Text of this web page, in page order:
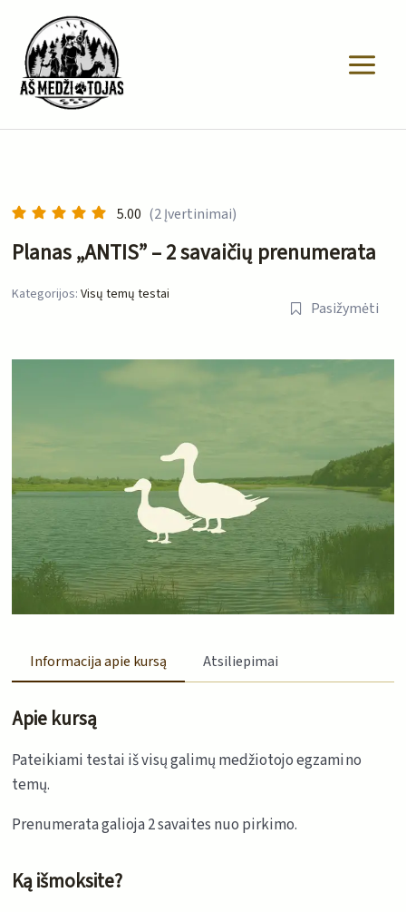
turinio
5.00 (2 Įvertinimai)
Planas „ANTIS” – 2 savaičių prenumerata
Kategorijos: Visų temų testai
Pasižymėti
Informacija apie kursą Atsiliepimai
Apie kursą
Pateikiami testai iš visų galimų medžiotojo egzamino
temų.
Prenumerata galioja 2 savaites nuo pirkimo.
Ką išmoksite?